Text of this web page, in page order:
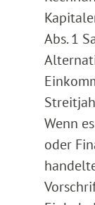
Abs. 1
Wenn
oder